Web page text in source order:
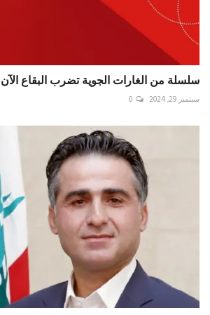
سلسلة من الغارات الجوية تضرب البقاع الآن
سبتمبر 29, 2024 0